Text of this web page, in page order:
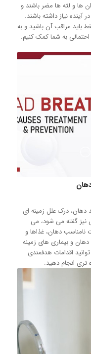
ها و لثه ها مضر باشند و
آینده نیاز داشته باشند.
باید مراقب آن باشید و به
به شما کمک کنیم.
دهان، درک علل زمینه ای
نیز گفته می شود، می
نامناسب دهان، غذاها و
و بیماری های زمینه
اقدامات هدفمندی
تری انجام دهید.